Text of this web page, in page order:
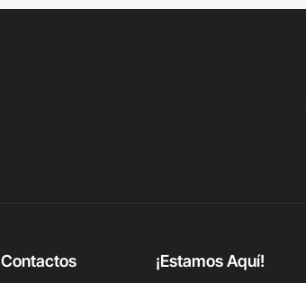
Contactos ¡Estamos Aquí!